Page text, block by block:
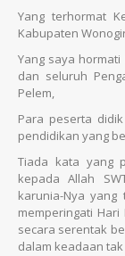
Yang terhormat
Kabupaten
Yang saya
dan seluruh
Pelem,
Para peserta
pendidikan yang
Tiada kata yang
kepada Allah
karunia-Nya
memperingati
secara serentak
dalam keadaan